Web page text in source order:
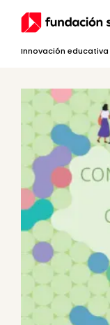
Innovación educativa